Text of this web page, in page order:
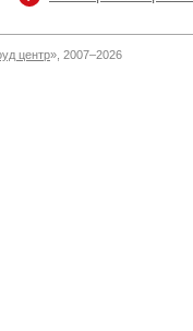
центр», 2007–2026